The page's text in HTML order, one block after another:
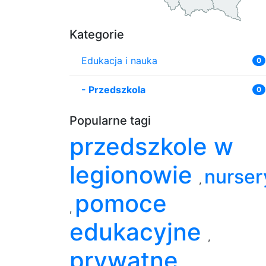
Kategorie
Edukacja i nauka 0
- Przedszkola 0
Popularne tagi
przedszkole w
legionowie
,
, pomoce
edukacyjne
,
prywatne